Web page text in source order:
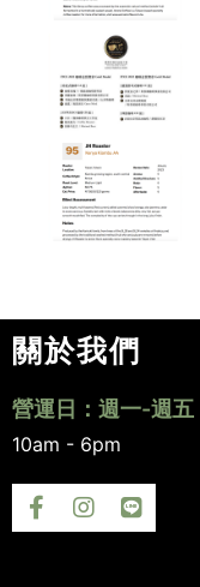
關於我們
營運日：週一-週五
10am - 6pm